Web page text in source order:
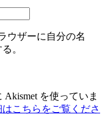
ウザーに自分の名
。
を使っていま
こちらをご覧くださ